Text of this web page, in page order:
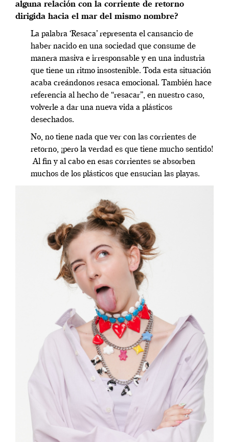
alguna relación con la corriente de retorno
dirigida hacia el mar del mismo nombre?
La palabra ‘Resaca’ representa el cansancio de
haber nacido en una sociedad que consume de
manera masiva e irresponsable y en una industria
que tiene un ritmo insostenible. Toda esta situación
acaba creándonos resaca emocional. También hace
referencia al hecho de “resacar”, en nuestro caso,
volverle a dar una nueva vida a plásticos
desechados.
No, no tiene nada que ver con las corrientes de
retorno, ¡pero la verdad es que tiene mucho sentido!
Al fin y al cabo en esas corrientes se absorben
muchos de los plásticos que ensucian las playas.